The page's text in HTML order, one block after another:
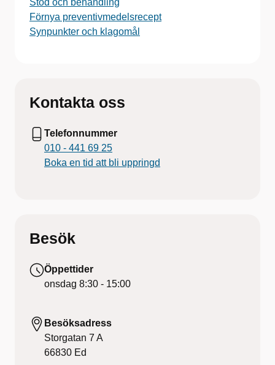
Stöd och behandling
Förnya preventivmedelsrecept
Synpunkter och klagomål
Kontakta oss
Telefonnummer
010 - 441 69 25
Boka en tid att bli uppringd
Besök
Öppettider
onsdag 8:30 - 15:00
Besöksadress
Storgatan 7 A
66830 Ed